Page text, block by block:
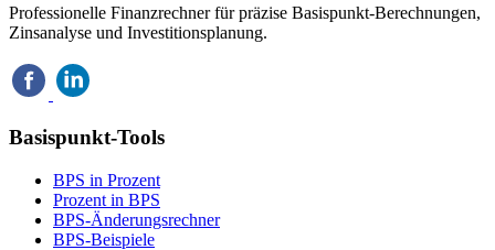
Professionelle Finanzrechner für präzise Basispunkt-Berechnungen,
Zinsanalyse und Investitionsplanung.
Basispunkt-Tools
BPS in Prozent
Prozent in BPS
BPS-Änderungsrechner
BPS-Beispiele